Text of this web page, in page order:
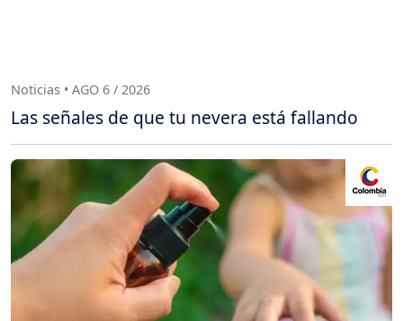
Noticias • AGO 6 / 2026
Las señales de que tu nevera está fallando